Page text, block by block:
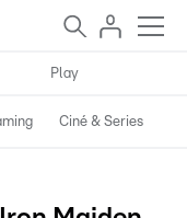
Play
Ciné & Series